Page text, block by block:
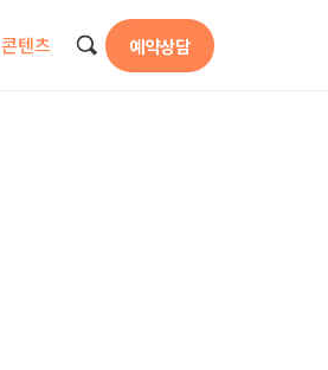
콘텐츠 예약상담